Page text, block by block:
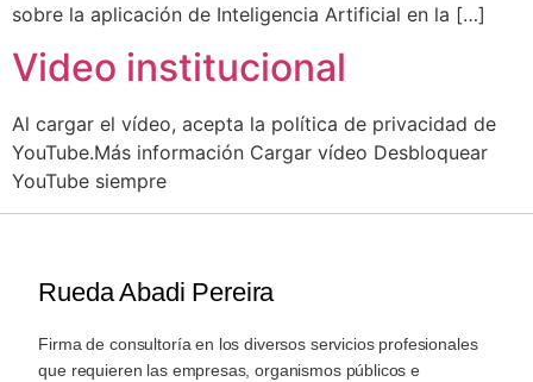
sobre la aplicación de Inteligencia Artificial en la […]
Video institucional
Al cargar el vídeo, acepta la política de privacidad de
YouTube.Más información Cargar vídeo Desbloquear
YouTube siempre
Rueda Abadi Pereira
Firma de consultoría en los diversos servicios profesionales
que requieren las empresas, organismos públicos e